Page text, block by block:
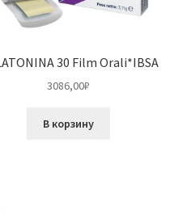
30 Film Orali*IBSA
3086,00₽
В корзину